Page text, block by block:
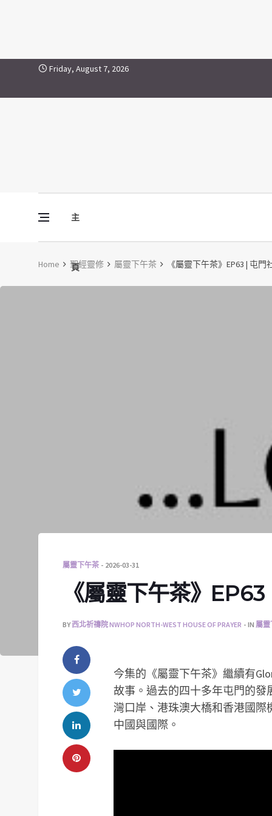
Skip to contentFriday, August 7, 2026
主
頁
Vine Media
葡萄樹傳媒
Home 聖經靈修 屬靈下午茶 《屬靈下午茶》EP63 | 屯
屬靈下午茶 2026-03-31
《屬靈下午茶》
BY西北祈禱院 NWHOP NORTH-WEST HOUSE OF PRAYER IN 屬靈
今集的《屬靈下午茶》繼續有
故事。過去的四十多年屯門的
灣口岸、港珠澳大橋和香港國
中國與國際。